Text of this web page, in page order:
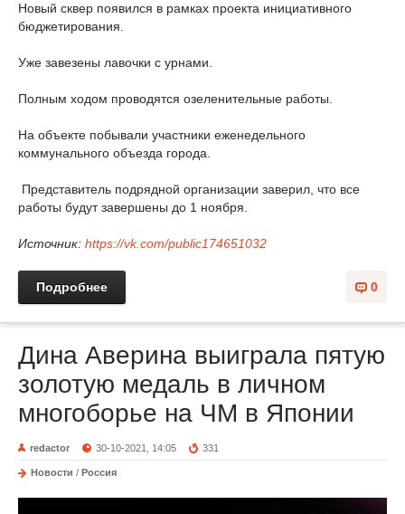
Новый сквер появился в рамках проекта инициативного
бюджетирования.
Уже завезены лавочки с урнами.
Полным ходом проводятся озеленительные работы.
На объекте побывали участники еженедельного
коммунального объезда города.
Представитель подрядной организации заверил, что все
работы будут завершены до 1 ноября.
Источник: https://vk.com/public174651032
0
Подробнее
Дина Аверина выиграла пятую
золотую медаль в личном
многоборье на ЧМ в Японии
redactor 30-10-2021, 14:05 331
Новости / Россия